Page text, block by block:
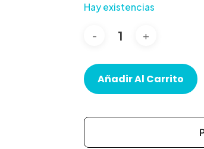
Hay existencias
Añadir Al Carrito